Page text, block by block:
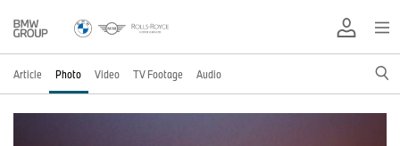
Article Photo Video TV Footage Audio